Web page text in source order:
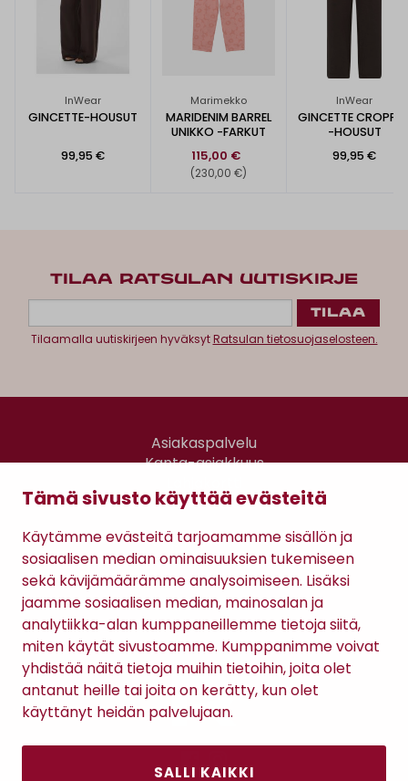
Tämä sivusto käyttää evästeitä
Käytämme evästeitä tarjoamamme sisällön ja
sosiaalisen median ominaisuuksien tukemiseen
sekä kävijämäärämme analysoimiseen. Lisäksi
jaamme sosiaalisen median, mainosalan ja
analytiikka-alan kumppaneillemme tietoja siitä,
miten käytät sivustoamme. Kumppanimme voivat
yhdistää näitä tietoja muihin tietoihin, joita olet
antanut heille tai joita on kerätty, kun olet
käyttänyt heidän palvelujaan.
SALLI KAIKKI
InWear
GINCETTE-HOUSUT
99,95 €
Marimekko
MARIDENIM BARREL
UNIKKO -FARKUT
115,00 €
(230,00 €)
InWear
GINCETTE
-HOUSUT
99,95 €
TILAA RATSULAN UUTISKIRJE
Tilaamalla uutiskirjeen hyväksytRatsulan tietosuojaselosteen.
Asiakaspalvelu
Kanta-asiakkuus
Gomee Ratsula Café
Sopimusehdot
Tietosuojaseloste
Maksutavat